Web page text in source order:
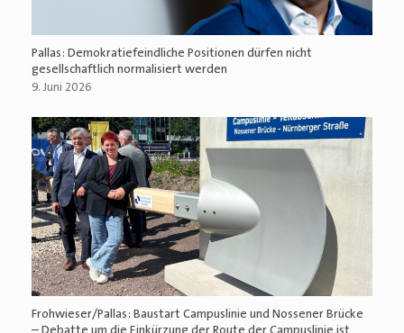
Pallas: Demokratiefeindliche Positionen dürfen nicht
gesellschaftlich normalisiert werden
9. Juni 2026
Frohwieser/Pallas: Baustart Campuslinie und Nossener Brücke
– Debatte um die Einkürzung der Route der Campuslinie ist